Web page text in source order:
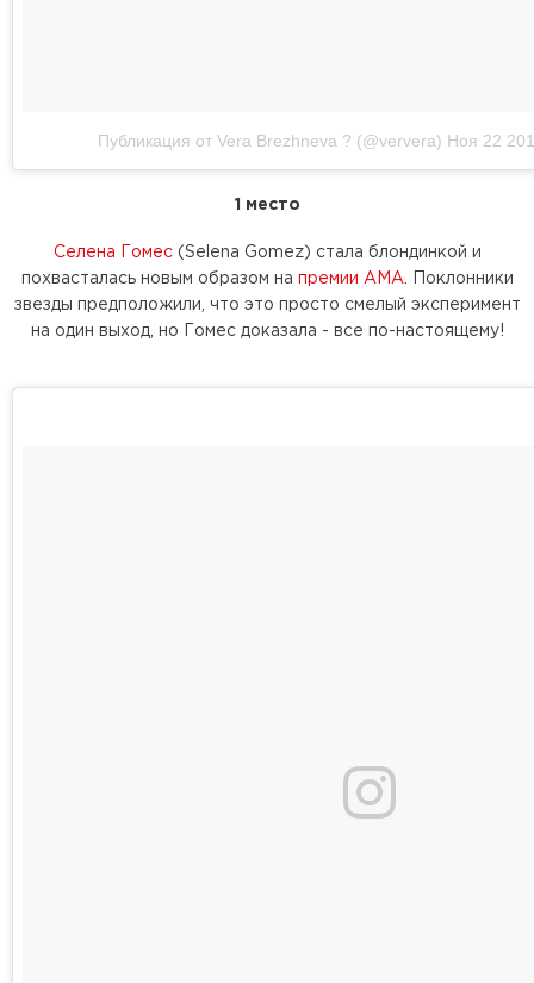
Публикация от Vera Brezhneva ? (@ververa) Ноя 22
1 место
Селена Гомес(Selena Gomez) стала блондинкой и
похвасталась новым образом на премии AMA . Поклонники
звезды предположили, что это просто смелый эксперимент
на один выход, но Гомес доказала - все по-настоящему!